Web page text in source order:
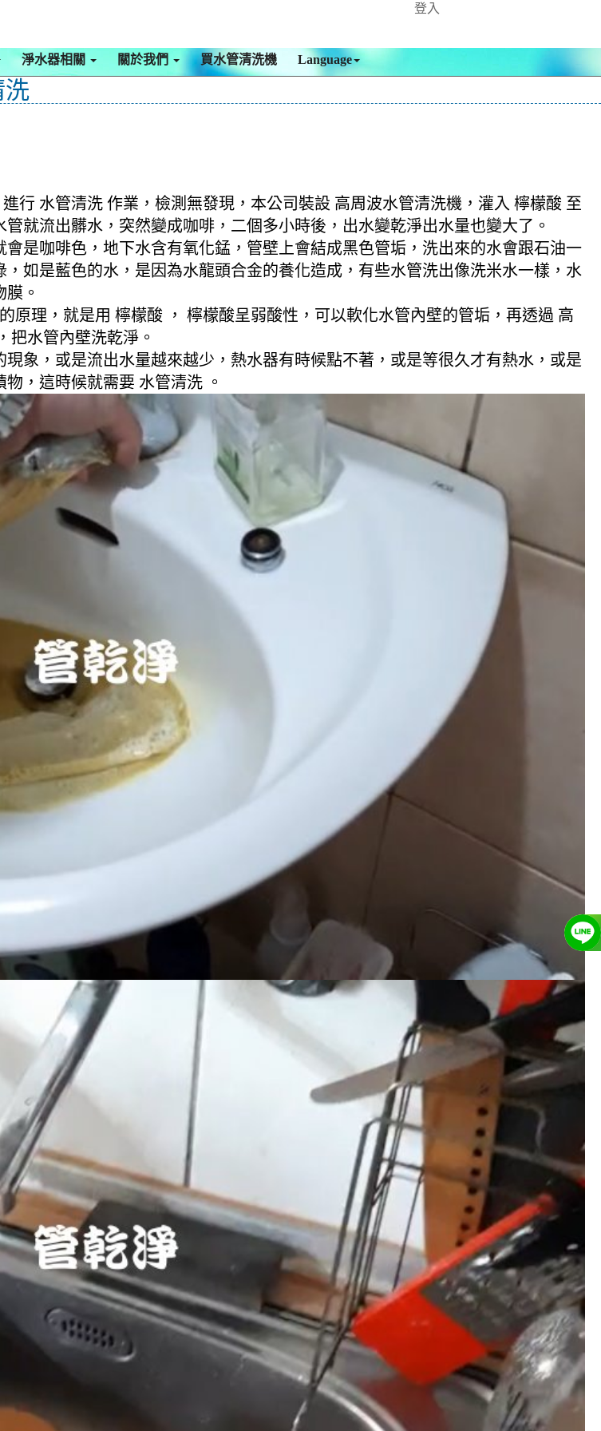
登入
淨水器相關 關於我們 買水管清洗機 Language
洗
行 水管清洗 作業，檢測無發現，本公司裝設 高周波水管清洗機，灌入 檸檬酸 至
就流出髒水，突然變成咖啡，二個多小時後，出水變乾淨出水量也變大了。
是咖啡色，地下水含有氧化錳，管壁上會結成黑色管垢，洗出來的水會跟石油一
如是藍色的水，是因為水龍頭合金的養化造成，有些水管洗出像洗米水一樣，水
。
原理，就是用 檸檬酸 ， 檸檬酸呈弱酸性，可以軟化水管內壁的管垢，再透過 高
把水管內壁洗乾淨。
象，或是流出水量越來越少，熱水器有時候點不著，或是等很久才有熱水，或是
，這時候就需要 水管清洗 。